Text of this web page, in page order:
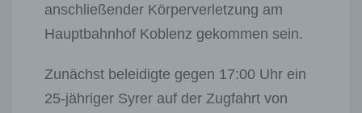
anschließender Körperverletzung am
Hauptbahnhof Koblenz gekommen sein.
Zunächst beleidigte gegen 17:00 Uhr ein
25-jähriger Syrer auf der Zugfahrt von